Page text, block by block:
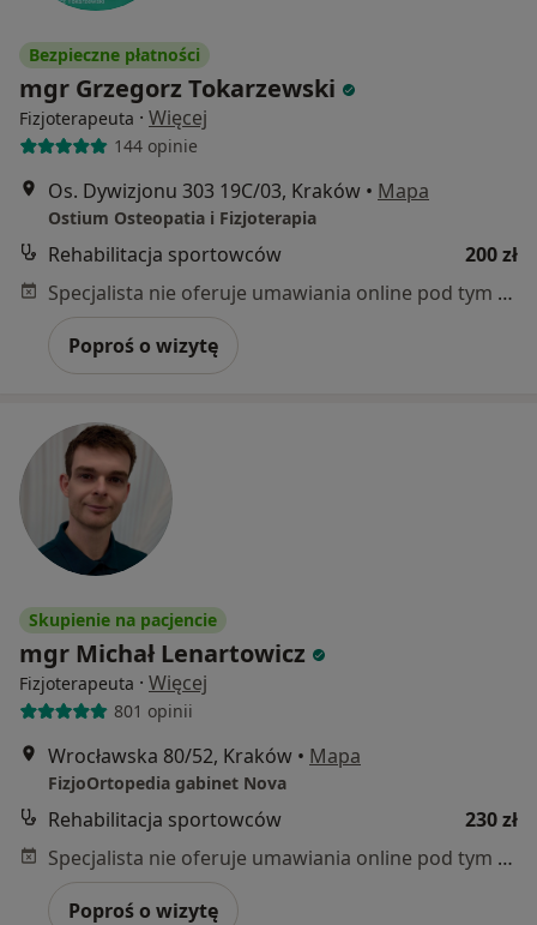
Bezpieczne płatności
mgr Grzegorz Tokarzewski
Fizjoterapeuta · Więcej
144 opinie
Os. Dywizjonu 303 19C/03, Kraków • Mapa
Ostium Osteopatia i Fizjoterapia
Rehabilitacja sportowców
200 zł
Specjalista nie oferuje umawiania online pod tym adresem.
Poproś o wizytę
Skupienie na pacjencie
mgr Michał Lenartowicz
Fizjoterapeuta · Więcej
801 opinii
Wrocławska 80/52, Kraków • Mapa
FizjoOrtopedia gabinet Nova
Rehabilitacja sportowców
230 zł
Specjalista nie oferuje umawiania online pod tym adresem.
Poproś o wizytę